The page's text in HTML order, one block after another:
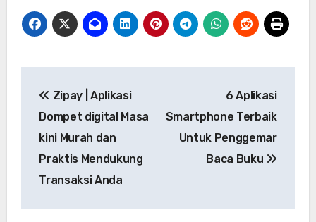
pos
Zipay | Aplikasi
Dompet digital Masa
kini Murah dan
Praktis Mendukung
Transaksi Anda
6 Aplikasi
Smartphone Terbaik
Untuk Penggemar
Baca Buku